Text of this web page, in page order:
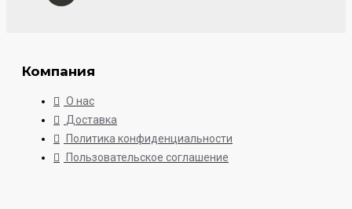
Компания
О нас
Доставка
Политика конфиденциальности
Пользовательское соглашение